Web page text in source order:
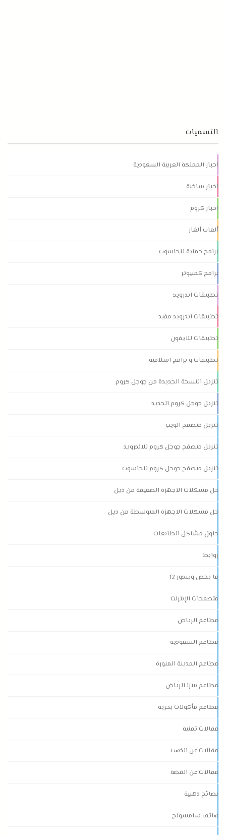
التسميات
اخبار المملكة العربية السعودية
اخبار ساخنة
اخبار كروم
ألعاب ألغاز
برامج حماية للحاسوب
برامج كمبيوتر
تطبيقات اندرويد
تطبيقات اندرويد مفيد
تطبيقات للايفون
تطبيقات و برامج اسلامية
تنزيل النسخة الجديدة من جوجل كروم
تنزيل جوجل كروم الجديد
تنزيل متصفح الويب
تنزيل متصفح جوجل كروم للاندرويد
تنزيل متصفح جوجل كروم للحاسوب
حل مشكلات الاجهزة الضعيفة من ديل
حل مشكلات الاجهزة المتوسطة من ديل
حلول مشاكل الطابعات
روابط
ما يخص ويندوز 12
متصفحات الإنترنت
مطاعم الرياض
مطاعم السعودية
مطاعم المدينة المنورة
مطاعم بيتزا الرياض
مطاعم مأكولات بحرية
مقالات تقنية
مقالات عن الذهب
مقالات عن الفضة
نصائح ذهبية
هاتف سامسونج